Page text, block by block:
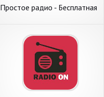
Простое радио - Бесплатная